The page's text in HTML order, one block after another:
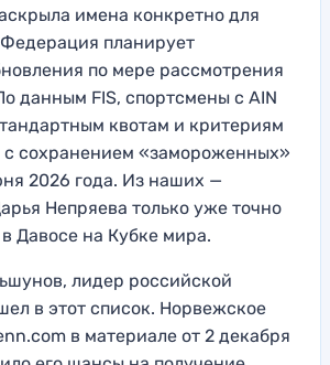
имена конкретно для
планирует
по мере рассмотрения
данным FIS, спортсмены с AIN
квотам и критериям
сохранением «замороженных»
2026 года. Из наших —
Непряева только уже точно
в Давосе на Кубке мира.
лидер российской
в этот список. Норвежское
в материале от 2 декабря